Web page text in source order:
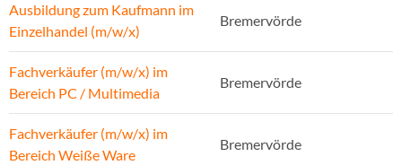
Ausbildung zum Kaufmann im
Einzelhandel (m/w/x)
Bremervörde
Fachverkäufer (m/w/x) im
Bereich PC / Multimedia
Bremervörde
Fachverkäufer (m/w/x) im
Bereich Weiße Ware
Bremervörde